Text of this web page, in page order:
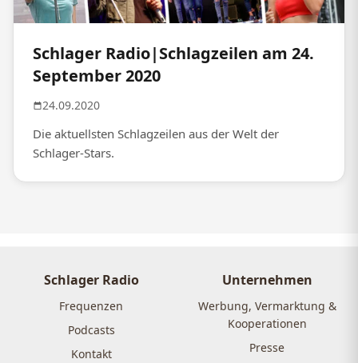
Schlager Radio|Schlagzeilen am 24.
September 2020
24.09.2020
Die aktuellsten Schlagzeilen aus der Welt der
Schlager-Stars.
Schlager Radio
Frequenzen
Podcasts
Kontakt
Unternehmen
Werbung, Vermarktung &
Kooperationen
Presse